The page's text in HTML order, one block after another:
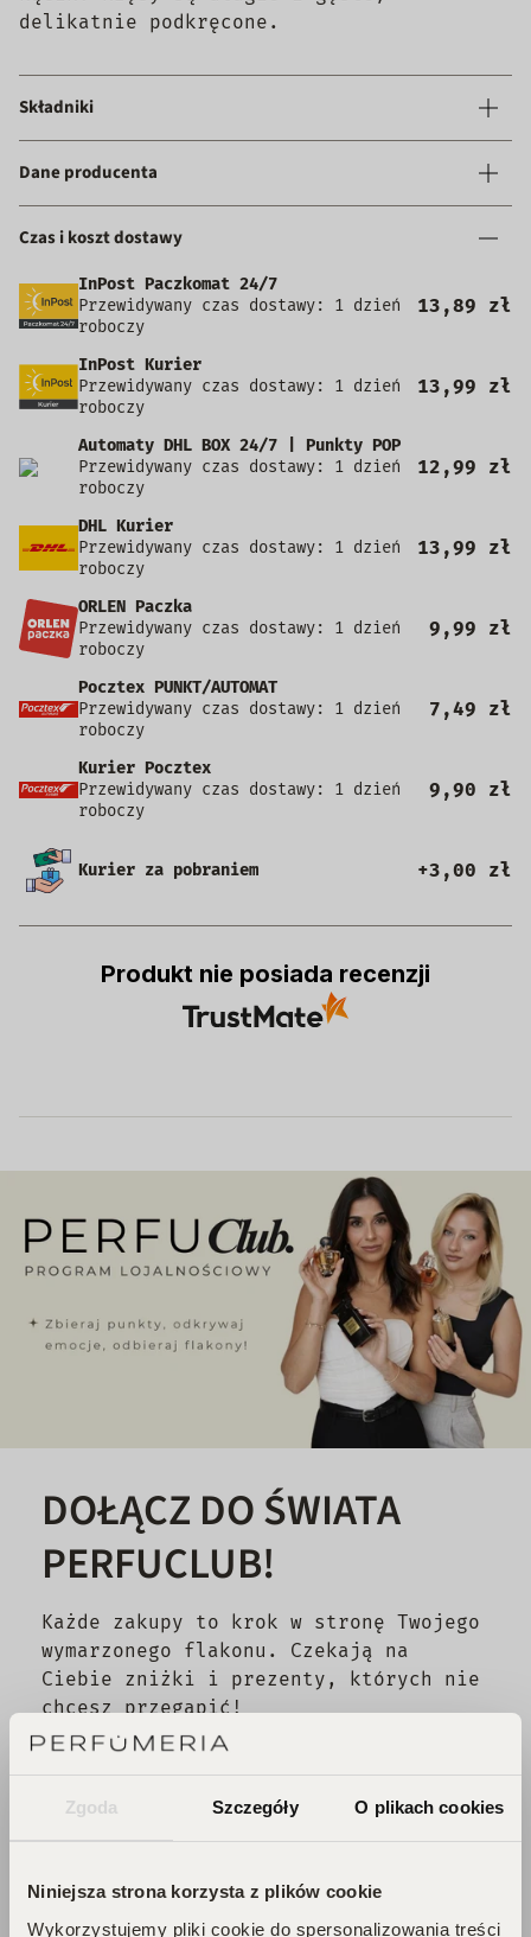
Zgoda Szczegóły O plikach cookies
Niniejsza strona korzysta z plików cookie
Wykorzystujemy pliki cookie do spersonalizowania treści
delikatnie podkręcone.
Składniki
Dane producenta
Czas i koszt dostawy
InPost Paczkomat 24/7
Przewidywany czas dostawy: 1 dzień
roboczy
13,89 zł
InPost Kurier
Przewidywany czas dostawy: 1 dzień
roboczy
13,99 zł
Automaty DHL BOX 24/7 | Punkty POP
Przewidywany czas dostawy: 1 dzień
roboczy
12,99 zł
DHL Kurier
Przewidywany czas dostawy: 1 dzień
roboczy
13,99 zł
ORLEN Paczka
Przewidywany czas dostawy: 1 dzień
roboczy
9,99 zł
Pocztex PUNKT/AUTOMAT
Przewidywany czas dostawy: 1 dzień
roboczy
7,49 zł
Kurier Pocztex
Przewidywany czas dostawy: 1 dzień
roboczy
9,90 zł
Kurier za pobraniem +3,00 zł
Produkt nie posiada recenzji
DOŁĄCZ DO ŚWIATA
PERFUCLUB!
Każde zakupy to krok w stronę Twojego
wymarzonego flakonu. Czekają na
Ciebie zniżki i prezenty, których nie
chcesz przegapić!
Zbieraj punkty, odkrywaj emocje,
odbieraj flakony!